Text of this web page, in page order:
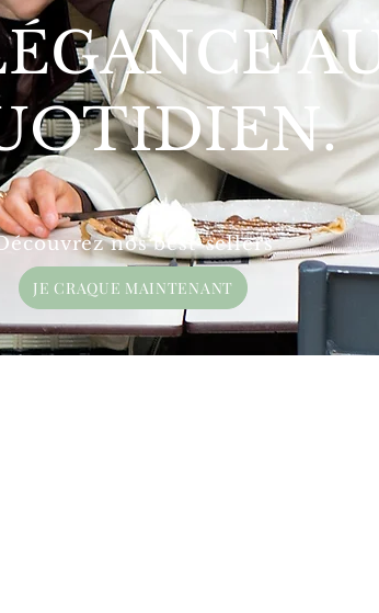
nos best-sellers
JE CRAQUE MAINTENANT